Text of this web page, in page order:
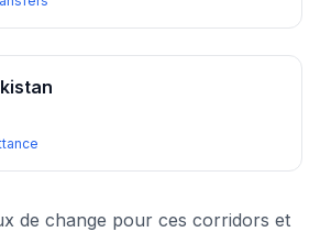
de change pour ces corridors et